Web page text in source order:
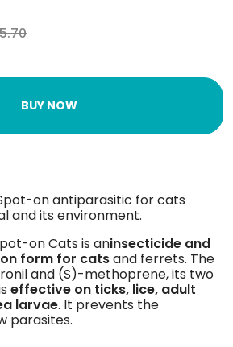
BUY NOW
on antiparasitic for cats
and its environment.
on Cats is aninsecticide and
form for catsand ferrets. The
and (S)-methoprene, its two
effective on ticks, lice, adult
larvae. It prevents the
parasites.